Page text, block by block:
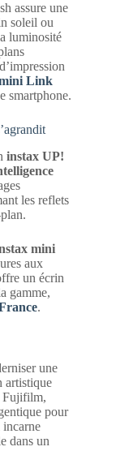
assure une
soleil ou
luminosité
Link
smartphone.
instax UP!
les reflets
mini
aux
un écrin
gamme,
.
une
artistique
Fujifilm,
pour
incarne
dans un